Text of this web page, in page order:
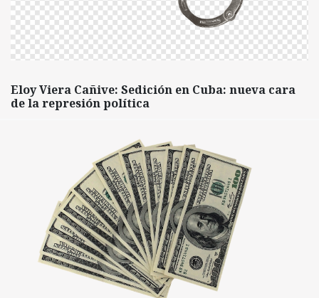
Eloy Viera Cañive: Sedición en Cuba: nueva cara
de la represión política